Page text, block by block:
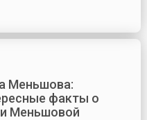
Меньшова:
факты о
Меньшовой